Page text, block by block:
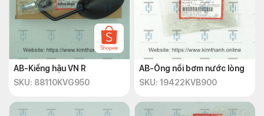
AB-Kiếng hậu VN R
SKU: 88110KVG950
AB-Ống nối bơm nước lòng
SKU: 19422KVB900